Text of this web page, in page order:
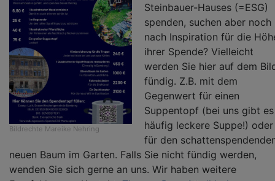
Bildrechte Mareike Nehring
Steinbauer-Hauses (=ESG)
spenden, suchen aber noch
nach Inspiration für die
ihrer Spende? Vielleicht
werden Sie hier auf dem
fündig. Z.B. mit dem
Gegenwert für einen
Suppentopf (bei uns gibt es
häufig leckere Suppe!) oder
für den
neuen Baum im Garten. Falls Sie nicht fündig werden,
wenden Sie sich gerne an uns. Wir haben weitere